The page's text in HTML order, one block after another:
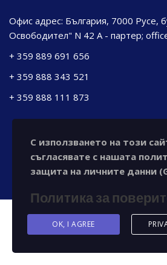
Офис адрес: България, 7000 Русе,
Освободител" N 42 А - партер;
+ 359 889 691 656
+ 359 888 343 521
+ 359 888 111 873
© 2023 chronotechltd.com
С използването на този
съгласявате с нашата
защита на личните данни
Политика за
OK, I AGREE
Свържете